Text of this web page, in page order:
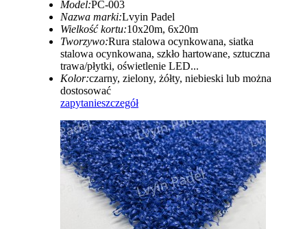
Model:PC-003
Nazwa marki:Lvyin Padel
Wielkość kortu:10x20m, 6x20m
Tworzywo:Rura stalowa ocynkowana, siatka
stalowa ocynkowana, szkło hartowane, sztuczna
trawa/płytki, oświetlenie LED...
Kolor:czarny, zielony, żółty, niebieski lub można
dostosować
zapytanieszczegół